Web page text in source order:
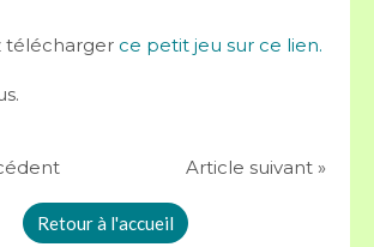
télécharger ce petit jeu sur ce lien.
Article suivant »
Retour à l'accueil